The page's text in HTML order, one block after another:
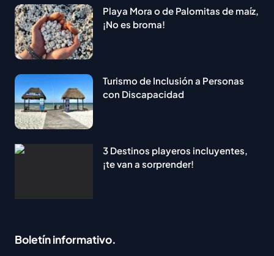
Playa Mora o de Palomitas de maíz,
¡No es broma!
Turismo de Inclusión a Personas
con Discapacidad
3 Destinos playeros incluyentes,
¡te van a sorprender!
Boletín informativo.